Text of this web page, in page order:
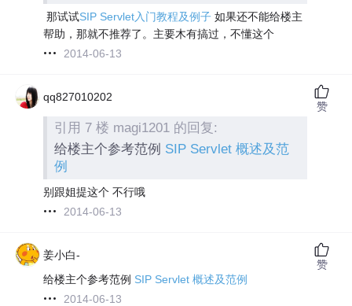
那试试SIP Servlet入门教程及例子 如果还不能给楼主
帮助，那就不推荐了。主要木有搞过，不懂这个
2014-06-13
qq827010202
引用 7 楼 magi1201 的回复:
给楼主个参考范例 SIP Servlet 概述及范
例
别跟姐提这个 不行哦
2014-06-13
赞
姜小白-
给楼主个参考范例 SIP Servlet 概述及范例
2014-06-13
赞